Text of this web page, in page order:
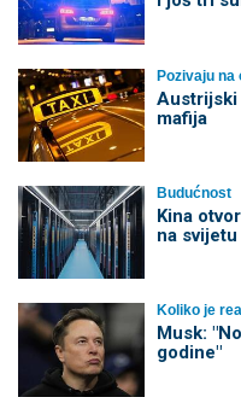
Pozivaju na
Austrijski
mafija
Budućnost
Kina
na svijetu
Koliko je
Musk:
godine"